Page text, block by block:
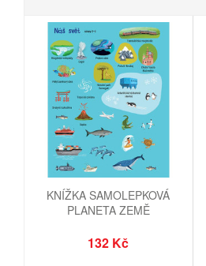
KNÍŽKA SAMOLEPKOVÁ
PLANETA ZEMĚ
132 Kč